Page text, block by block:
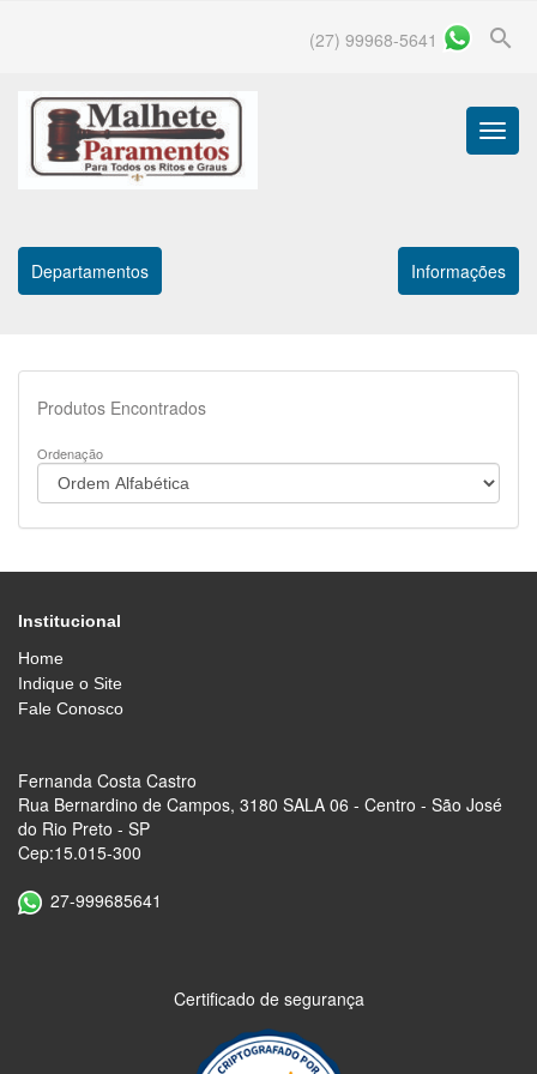
search
(27) 99968-5641
Menu
Departamentos Informações
Produtos Encontrados
Ordenação
Institucional
Home
Indique o Site
Fale Conosco
Fernanda Costa Castro
Rua Bernardino de Campos, 3180 SALA 06 - Centro - São José
do Rio Preto - SP
Cep:15.015-300
27-999685641
Certificado de segurança